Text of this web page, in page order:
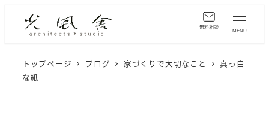
MENU
トップページ ブログ 家づくりで大切なこと
真っ白
な紙
無料相談